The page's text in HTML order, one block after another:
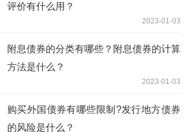
评价有什么用？
2023-01-03
附息债券的分类有哪些？附息债券的计算
方法是什么？
2023-01-03
购买外国债券有哪些限制?发行地方债券
的风险是什么？